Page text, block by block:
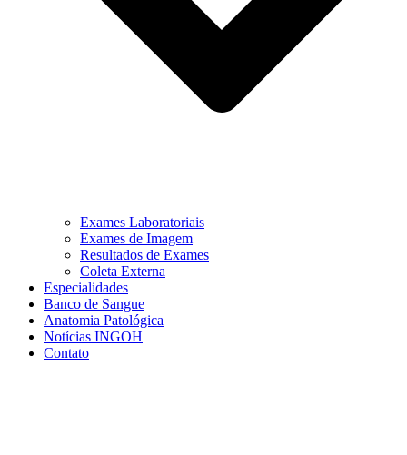
Exames Laboratoriais
Exames de Imagem
Resultados de Exames
Coleta Externa
Especialidades
Banco de Sangue
Anatomia Patológica
Notícias INGOH
Contato